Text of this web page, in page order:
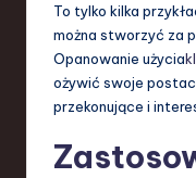
To tylko kilka
można stworzyć za
Opanowanie użycia
ożywić swoje
przekonujące i